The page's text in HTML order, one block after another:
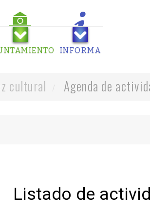
INFORMA
cultural Agenda de
Listado de